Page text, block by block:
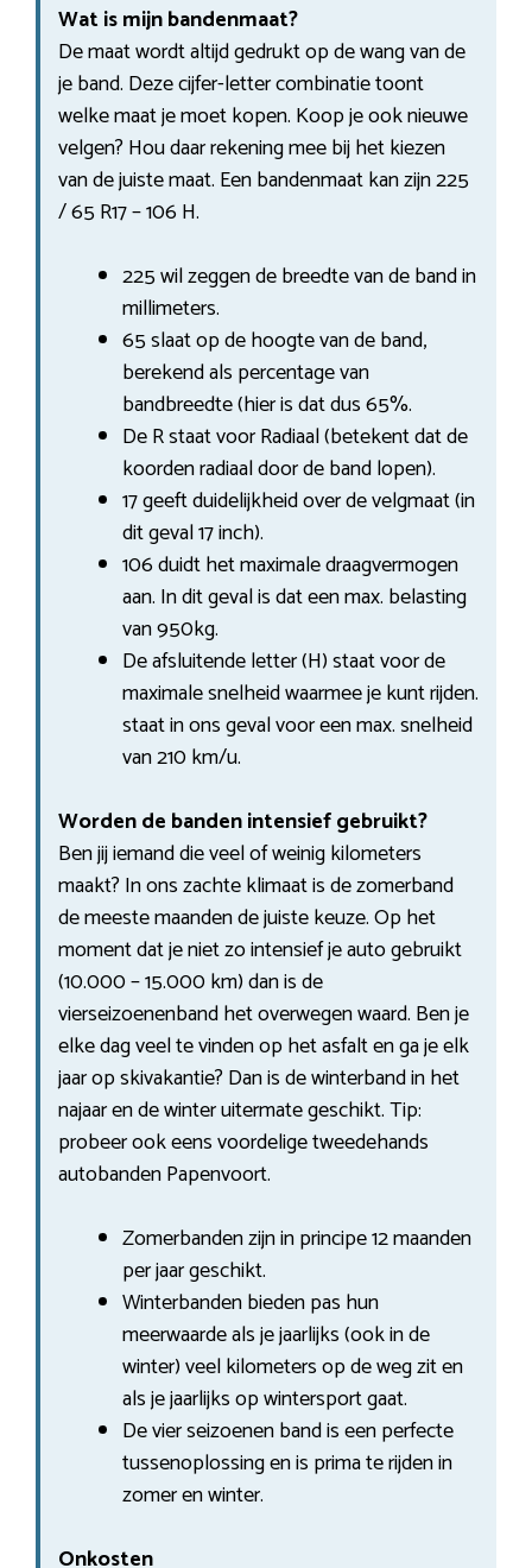
Wat is mijn bandenmaat?
De maat wordt altijd gedrukt op de wang van de
je band. Deze cijfer-letter combinatie toont
welke maat je moet kopen. Koop je ook nieuwe
velgen? Hou daar rekening mee bij het kiezen
van de juiste maat. Een bandenmaat kan zijn 225
/ 65 R17 – 106 H.
225 wil zeggen de breedte van de band in
millimeters.
65 slaat op de hoogte van de band,
berekend als percentage van
bandbreedte (hier is dat dus 65%.
De R staat voor Radiaal (betekent dat de
koorden radiaal door de band lopen).
17 geeft duidelijkheid over de velgmaat (in
dit geval 17 inch).
106 duidt het maximale draagvermogen
aan. In dit geval is dat een max. belasting
van 950kg.
De afsluitende letter (H) staat voor de
maximale snelheid waarmee je kunt rijden.
staat in ons geval voor een max. snelheid
van 210 km/u.
Worden de banden intensief gebruikt?
Ben jij iemand die veel of weinig kilometers
maakt? In ons zachte klimaat is de zomerband
de meeste maanden de juiste keuze. Op het
moment dat je niet zo intensief je auto gebruikt
(10.000 – 15.000 km) dan is de
vierseizoenenband het overwegen waard. Ben je
elke dag veel te vinden op het asfalt en ga je elk
jaar op skivakantie? Dan is de winterband in het
najaar en de winter uitermate geschikt. Tip:
probeer ook eens voordelige tweedehands
autobanden Papenvoort.
Zomerbanden zijn in principe 12 maanden
per jaar geschikt.
Winterbanden bieden pas hun
meerwaarde als je jaarlijks (ook in de
winter) veel kilometers op de weg zit en
als je jaarlijks op wintersport gaat.
De vier seizoenen band is een perfecte
tussenoplossing en is prima te rijden in
zomer en winter.
Onkosten